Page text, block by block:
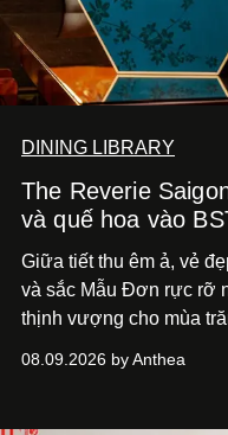
DINING LIBRARY
The Reverie
và quế hoa vào
Giữa tiết thu êm ả, vẻ
và sắc Mẫu Đơn rực rỡ
thịnh vượng cho mùa
hương vị của những
08.09.2026 by Anthea